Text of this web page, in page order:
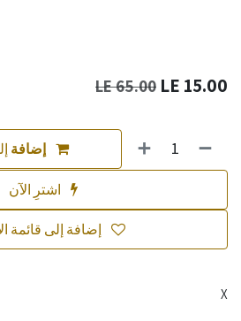
15.00
65.00
LE
إضافة
إضافة إلى قائمة
X